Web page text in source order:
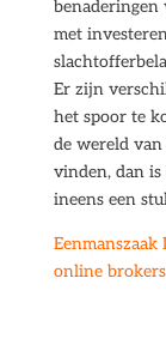
benaderingen
met
Er zijn
het spoor te
de wereld
vinden, dan
ineens een
Eenmanszaak
online